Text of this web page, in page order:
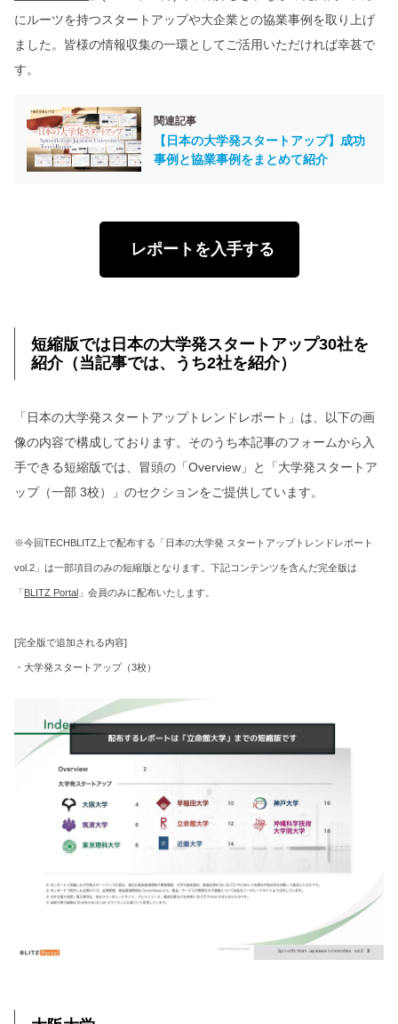
にルーツを持つスタートアップや大企業との協業事例を取り上げ
ました。皆様の情報収集の一環としてご活用いただければ幸甚で
す。
関連記事
【日本の大学発スタートアップ】成功
事例と協業事例をまとめて紹介
レポートを入手する
短縮版では日本の大学発スタートアップ30社を
紹介（当記事では、うち2社を紹介）
「日本の大学発スタートアップトレンドレポート」は、以下の画
像の内容で構成しております。そのうち本記事のフォームから入
手できる短縮版では、冒頭の「Overview」と「大学発スタートア
ップ（一部 3校）」のセクションをご提供しています。
※今回TECHBLITZ上で配布する「日本の大学発 スタートアップトレンドレポート
vol.2」は一部項目のみの短縮版となります。下記コンテンツを含んだ完全版は
「 BLITZ Portal 」会員のみに配布いたします。
[完全版で追加される内容]
・大学発スタートアップ（3校）